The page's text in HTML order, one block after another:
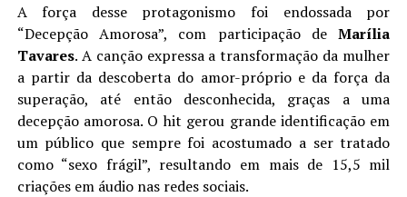
A força desse protagonismo foi endossada por
“Decepção Amorosa”, com participação deMarília
Tavares. A canção expressa a transformação da mulher
a partir da descoberta do amor-próprio e da força da
superação, até então desconhecida, graças a uma
decepção amorosa. O hit gerou grande identificação em
um público que sempre foi acostumado a ser tratado
como “sexo frágil”, resultando em mais de 15,5 mil
criações em áudio nas redes sociais.